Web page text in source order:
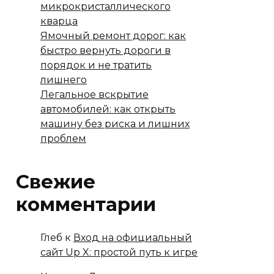
микрокристаллического
кварца
Ямочный ремонт дорог: как
быстро вернуть дороги в
порядок и не тратить
лишнего
Легальное вскрытие
автомобилей: как открыть
машину без риска и лишних
проблем
Свежие
комментарии
Глеб к Вход на официальный
сайт Up X: простой путь к игре